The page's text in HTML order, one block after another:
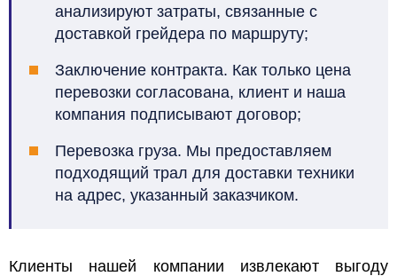
анализируют затраты, связанные с
доставкой грейдера по маршруту;
Заключение контракта. Как только цена
перевозки согласована, клиент и наша
компания подписывают договор;
Перевозка груза. Мы предоставляем
подходящий трал для доставки техники
на адрес, указанный заказчиком.
Клиенты нашей компании извлекают выгоду